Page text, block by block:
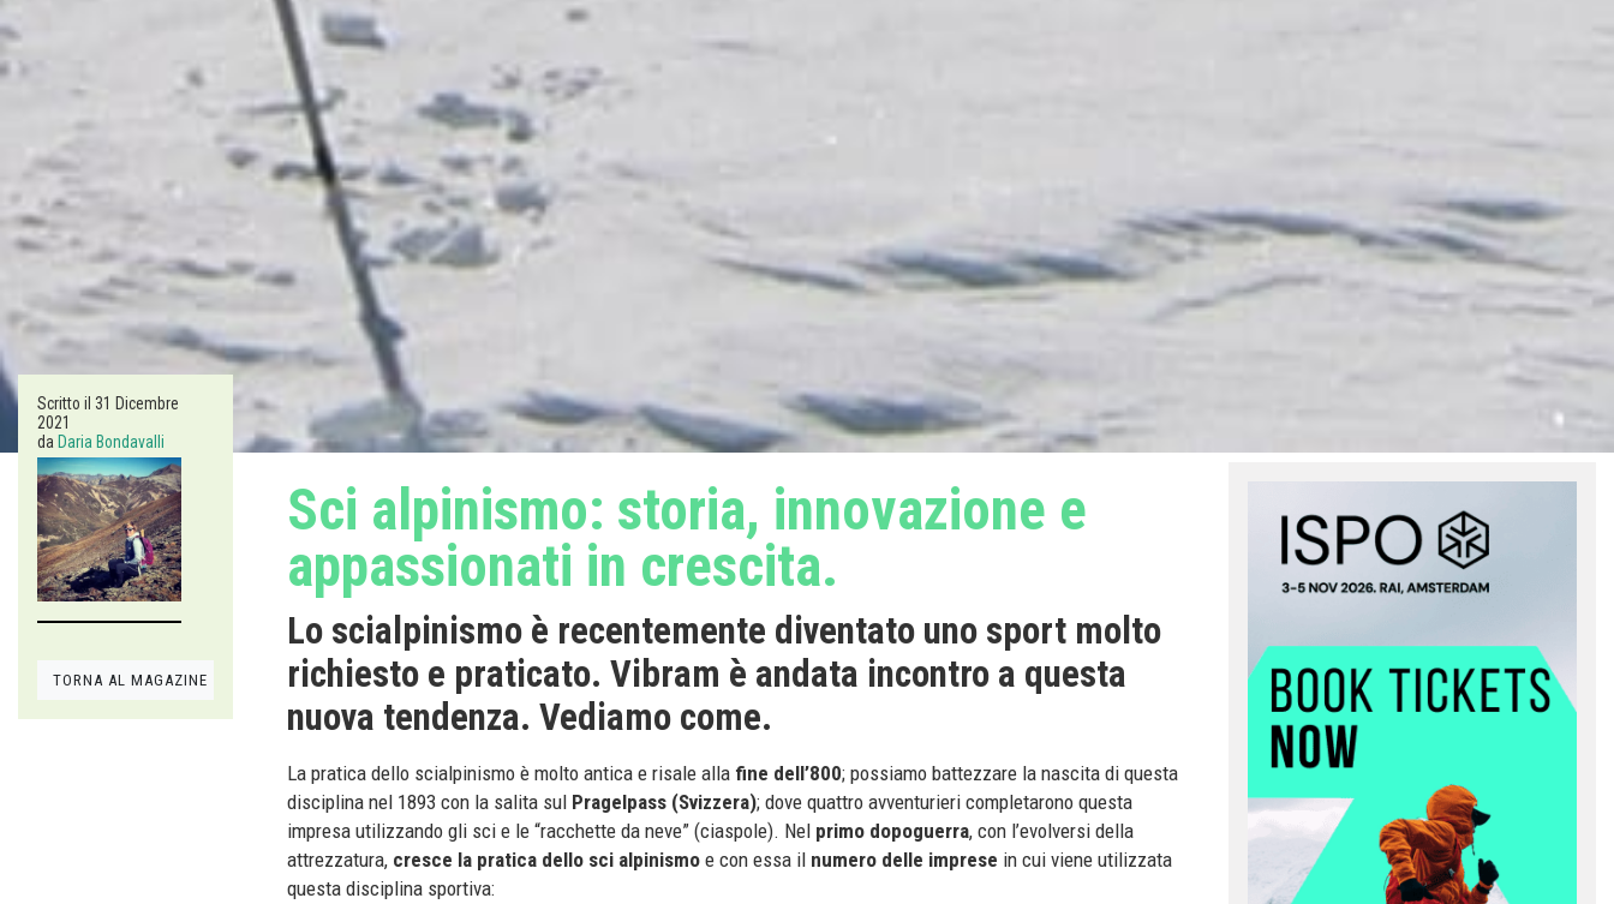
Scritto il 31 Dicembre
2021
da Daria Bondavalli
TORNA AL MAGAZINE
Sci alpinismo: storia, innovazione e
appassionati in crescita.
Lo scialpinismo è recentemente diventato uno sport molto
richiesto e praticato. Vibram è andata incontro a questa
nuova tendenza. Vediamo come.
La pratica dello scialpinismo è molto antica e risale alla fine dell’800; possiamo battezzare la nascita di questa
disciplina nel 1893 con la salita sul Pragelpass (Svizzera); dove quattro avventurieri completarono questa
impresa utilizzando gli sci e le “racchette da neve” (ciaspole). Nel primo dopoguerra, con l’evolversi della
attrezzatura, cresce la pratica dello sci alpinismo e con essa il numero delle imprese in cui viene utilizzata
questa disciplina sportiva: